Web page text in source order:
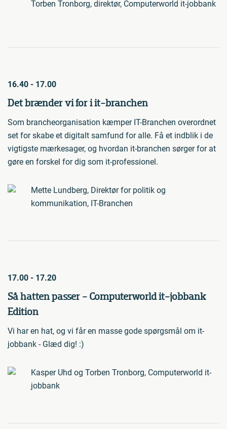
Torben Tronborg, direktør, Computerworld it-jobbank
16.40 - 17.00
Det brænder vi for i it-branchen
Som brancheorganisation kæmper IT-Branchen overordnet
set for skabe et digitalt samfund for alle. Få et indblik i de
vigtigste mærkesager, og hvordan it-branchen sørger for at
gøre en forskel for dig som it-professionel.
Mette Lundberg, Direktør for politik og
kommunikation, IT-Branchen
17.00 - 17.20
Så hatten passer - Computerworld it-jobbank
Edition
Vi har en hat, og vi får en masse gode spørgsmål om it-
jobbank - Glæd dig! :)
Kasper Uhd og Torben Tronborg, Computerworld it-
jobbank